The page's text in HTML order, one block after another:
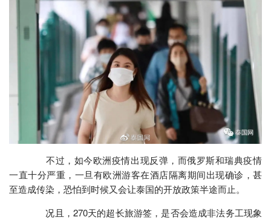
不过，如今欧洲疫情出现反弹，而俄罗斯和瑞典疫情
一直十分严重，一旦有欧洲游客在酒店隔离期间出现确诊，甚
至造成传染，恐怕到时候又会让泰国的开放政策半途而止。
况且，270天的超长旅游签，是否会造成非法务工现象